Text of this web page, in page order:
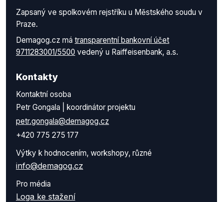
Zapsaný ve spolkovém rejstříku u Městského soudu v
Praze.
Demagog.cz má transparentní bankovní účet
9711283001/5500 vedený u Raiffeisenbank, a.s.
Kontakty
Kontaktní osoba
Petr Gongala | koordinátor projektu
petr.gongala@demagog.cz
+420 775 275 177
Výtky k hodnocením, workshopy, různé
info@demagog.cz
Pro média
Loga ke stažení